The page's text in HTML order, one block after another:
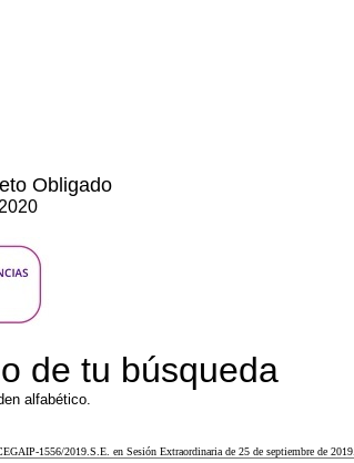
Obligado
de tu búsqueda
alfabético.
1556/2019.S.E. en Sesión Extraordinaria de 25 de septiembre de 2019.